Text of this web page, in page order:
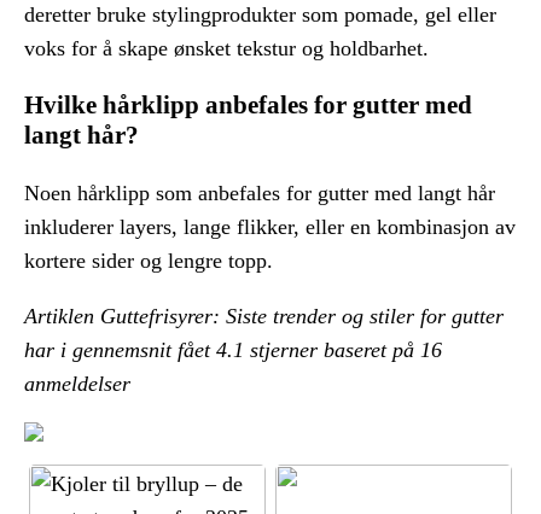
deretter bruke stylingprodukter som pomade, gel eller
voks for å skape ønsket tekstur og holdbarhet.
Hvilke hårklipp anbefales for gutter med
langt hår?
Noen hårklipp som anbefales for gutter med langt hår
inkluderer layers, lange flikker, eller en kombinasjon av
kortere sider og lengre topp.
Artiklen Guttefrisyrer: Siste trender og stiler for gutter
har i gennemsnit fået 4.1 stjerner baseret på 16
anmeldelser